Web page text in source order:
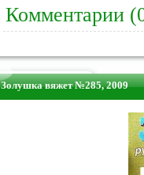
Комментарии
Золушка вяжет №285, 2009